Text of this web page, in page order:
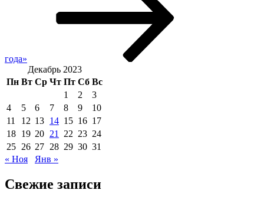
года»
Декабрь 2023
Пн Вт Ср Чт Пт Сб Вс
1
2
3
4
5 6 7 8 9
10
11
12 13 14 15 16 17
18 19 20 21 22 23 24
25 26 27 28 29 30 31
« Ноя
Янв »
Свежие записи